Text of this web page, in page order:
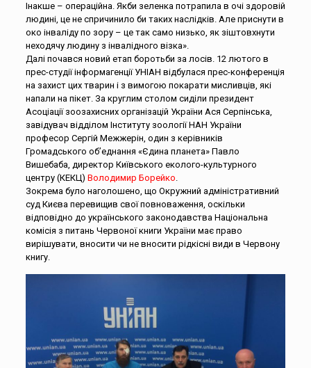
Інакше – операційна. Якби зеленка потрапила в очі здоровій
людині, це не спричинило би таких наслідків. Але приснути в
око інваліду по зору – це так само низько, як зіштовхнути
неходячу людину з інвалідного візка».
Далі почався новий етап боротьби за лосів. 12 лютого в
прес-студії інформагенції УНІАН відбулася прес-конференція
на захист цих тварин і з вимогою покарати мисливців, які
напали на пікет. За круглим столом сиділи президент
Асоціації зоозахисних організацій України Ася Серпінська,
завідувач відділом Інституту зоології НАН України
професор Сергій Межжерін, один з керівників
Громадського об’еднання «Єдина планета» Павло
Вишебаба, директор Київського еколого-культурного
центру (КЕКЦ) Володимир Борейко.
Зокрема було наголошено, що Окружний адміністративний
суд Києва перевищив свої повноваження, оскільки
відповідно до українського законодавства Національна
комісія з питань Червоної книги України має право
вирішувати, вносити чи не вносити рідкісні види в Червону
книгу.